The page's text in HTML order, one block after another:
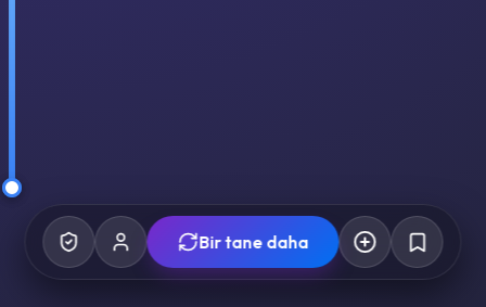
Bir tane daha